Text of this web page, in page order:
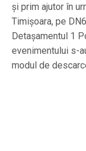
și prim ajutor în
Timișoara, pe
Detașamentul 1
evenimentului s-
modul de